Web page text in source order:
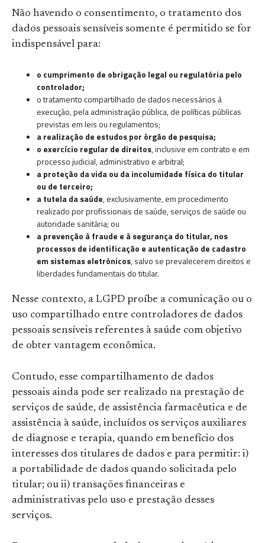
Não havendo o consentimento, o tratamento dos
dados pessoais sensíveis somente é permitido se for
indispensável para:
o cumprimento de obrigação legal ou regulatória pelo
controlador;
o tratamento compartilhado de dados necessários à
execução, pela administração pública, de políticas públicas
previstas em leis ou regulamentos;
a realização de estudos por órgão de pesquisa;
o exercício regular de direitos, inclusive em contrato e em
processo judicial, administrativo e arbitral;
a proteção da vida ou da incolumidade física do titular
ou de terceiro;
a tutela da saúde, exclusivamente, em procedimento
realizado por profissionais de saúde, serviços de saúde ou
autoridade sanitária; ou
a prevenção à fraude e à segurança do titular, nos
processos de identificação e autenticação de cadastro
em sistemas eletrônicos, salvo se prevalecerem direitos e
liberdades fundamentais do titular.
Nesse contexto, a LGPD proíbe a comunicação ou o
uso compartilhado entre controladores de dados
pessoais sensíveis referentes à saúde com objetivo
de obter vantagem econômica.
Contudo, esse compartilhamento de dados
pessoais ainda pode ser realizado na prestação de
serviços de saúde, de assistência farmacêutica e de
assistência à saúde, incluídos os serviços auxiliares
de diagnose e terapia, quando em benefício dos
interesses dos titulares de dados e para permitir: i)
a portabilidade de dados quando solicitada pelo
titular; ou ii) transações financeiras e
administrativas pelo uso e prestação desses
serviços.